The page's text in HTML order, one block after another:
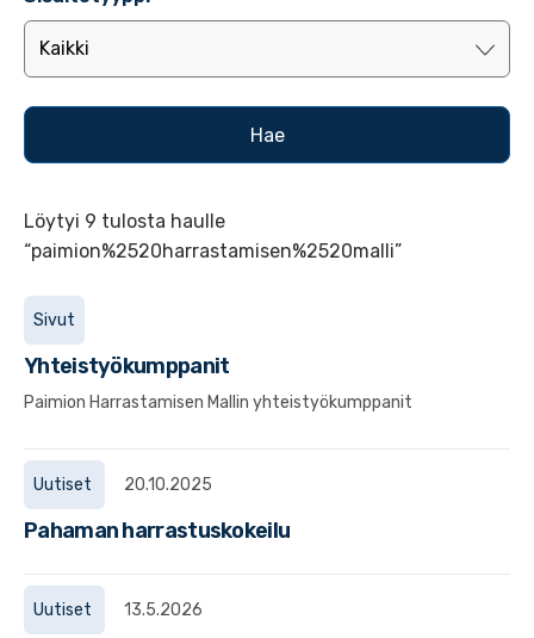
Löytyi 9 tulosta haulle
“paimion%2520harrastamisen%2520malli”
Sivut
Yhteistyökumppanit
Paimion Harrastamisen Mallin yhteistyökumppanit
Uutiset 20.10.2025
Pahaman harrastuskokeilu
Uutiset 13.5.2026